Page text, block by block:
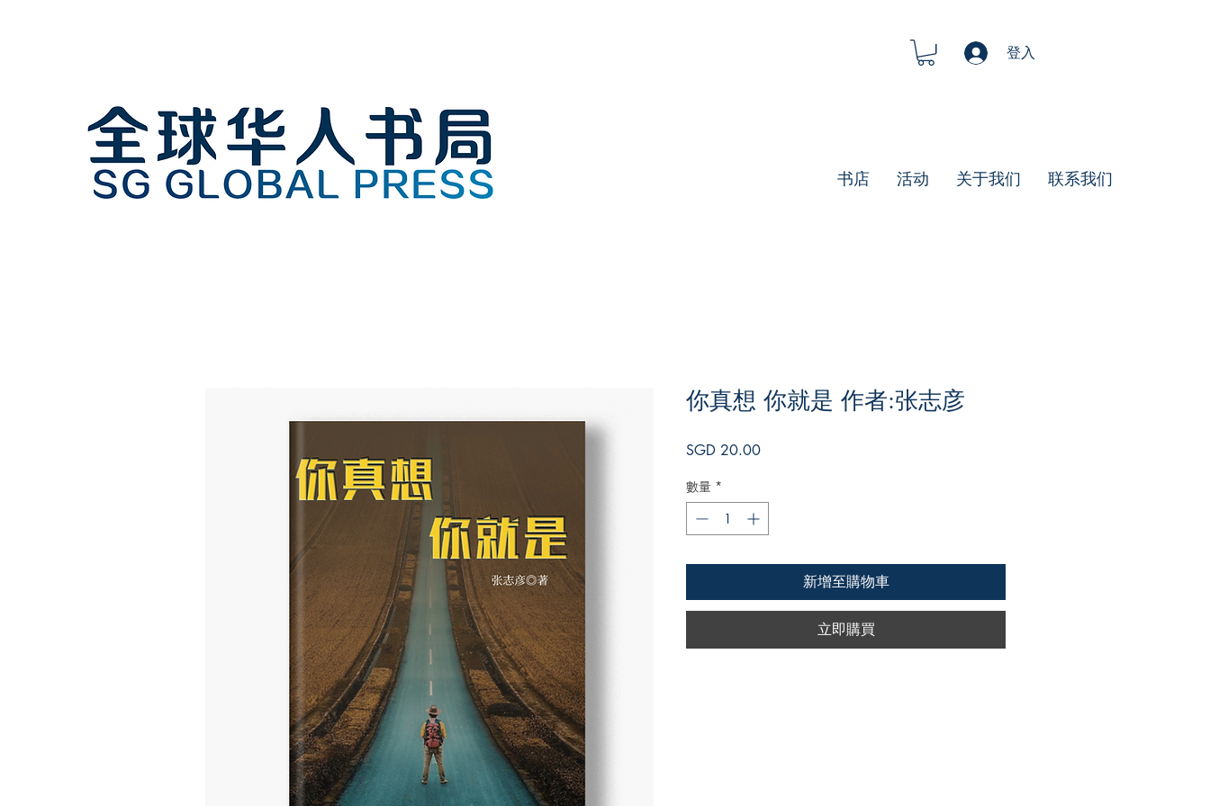
登入
书店 活动 关于我们 联系我们
你真想 你就是 作者:张志彦
SGD 20.00價
數量 *
新增至購物車
立即購買